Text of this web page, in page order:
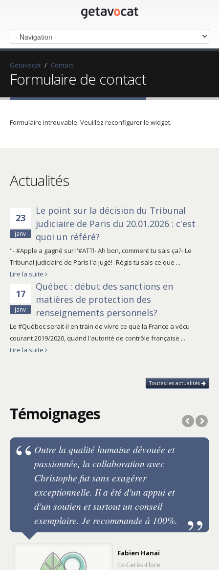
Getavocat / Contact
Formulaire de contact
Formulaire introuvable. Veuillez reconfigurer le widget.
Actualités
23
janv
Le point sur la décision du Tribunal
judiciaire de Paris du 20.01.2026 : c'est
quoi un référé?
"- #Apple a gagné sur l'#ATT!- Ah bon, comment tu sais ça?- Le
Tribunal judiciaire de Paris l'a jugé!- Régis tu sais ce que ...
Lire la suite
17
janv
Québec : début des sanctions en
matières de protection des
renseignements personnels?
Le #Québec serait-il en train de vivre ce que la France a vécu
courant 2019/2020, quand l'autorité de contrôle française ...
Lire la suite
Toutes les actualités
Témoignages
Outre la qualité humaine dévouée et
passionnée, la collaboration avec
Christophe fut sans exagérer
exceptionnelle. Il a été d'un appui et
d'un soutien et surtout un conseil
exemplaire. Je recommande à 100%.
Fabien Hanai
Ex-Cerès-Flore